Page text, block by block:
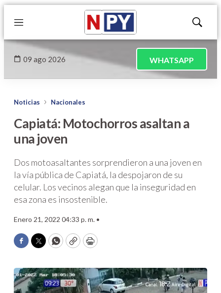
Menú
Mostrar
09 ago 2026 WHATSAPP
Noticias Nacionales
Capiatá: Motochorros asaltan a
una joven
Dos motoasaltantes sorprendieron a una joven en
la vía pública de Capiatá, la despojaron de su
celular. Los vecinos alegan que la inseguridad en
esa zona es insostenible.
Enero 21, 2022 04:33 p. m. •
Facebook
TwitterWhatsApp
CopyPrint